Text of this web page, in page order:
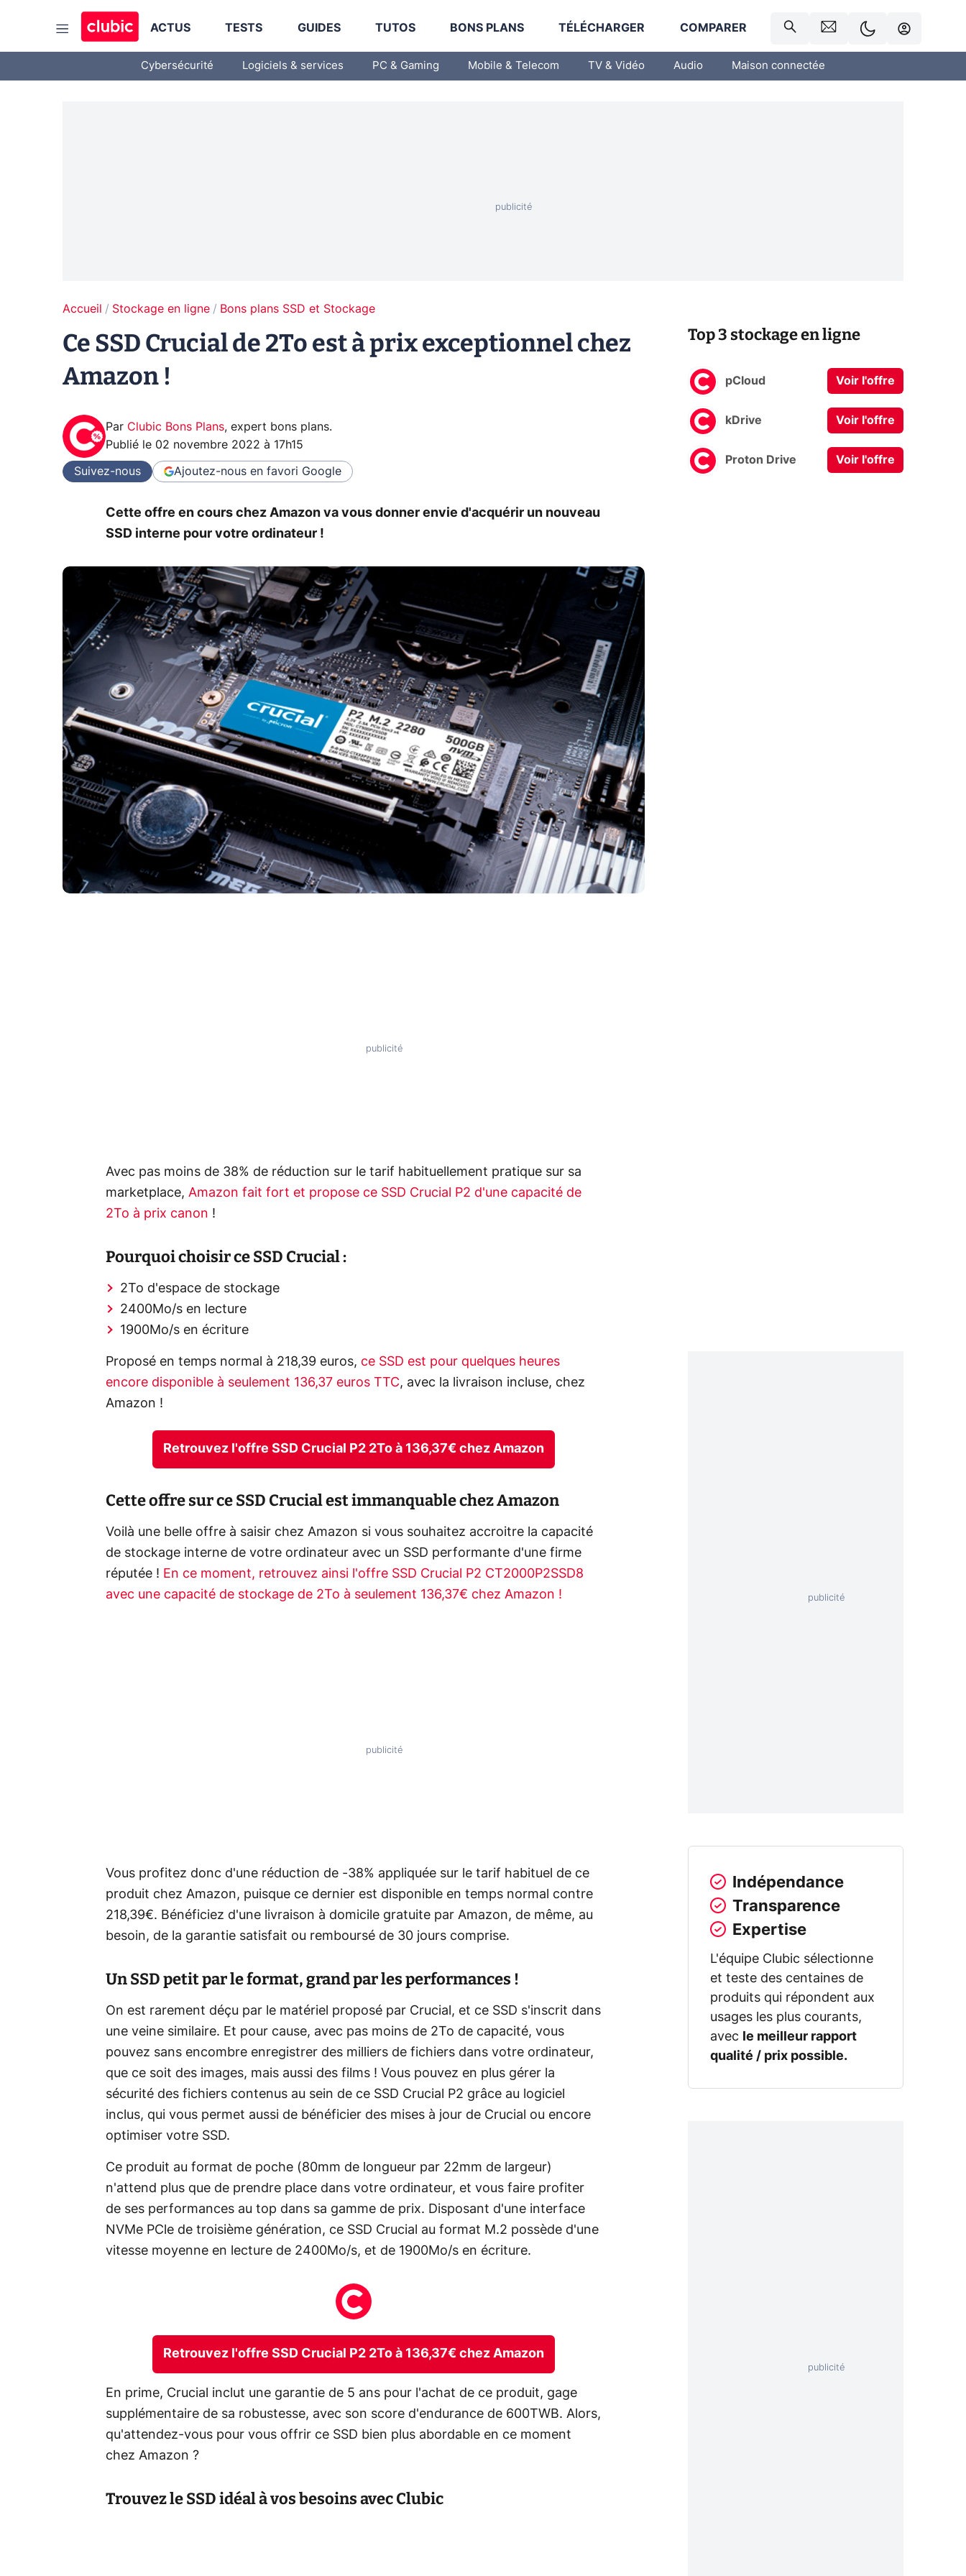
ACTUS TESTS GUIDES TUTOS BONS PLANS TÉLÉCHARGER COMPARER
Cybersécurité Logiciels & services PC & Gaming Mobile & Telecom TV & Vidéo Audio Maison connectée
Accueil Stockage en ligne Bons plans SSD et Stockage
Ce SSD Crucial de 2To est à prix exceptionnel chez
Amazon !
Par Clubic Bons Plans, expert bons plans.
Publié le 02 novembre 2022 à 17h15
Suivez-nous Ajoutez-nous en favori Google
Cette offre en cours chez Amazon va vous donner envie d'acquérir un nouveau
SSD interne pour votre ordinateur !
Avec pas moins de 38% de réduction sur le tarif habituellement pratique sur sa
marketplace, Amazon fait fort et propose ce SSD Crucial P2 d'une capacité de
2To à prix canon !
Pourquoi choisir ce SSD Crucial :
2To d'espace de stockage
2400Mo/s en lecture
1900Mo/s en écriture
Proposé en temps normal à 218,39 euros, ce SSD est pour quelques heures
encore disponible à seulement 136,37 euros TTC, avec la livraison incluse, chez
Amazon !
Retrouvez l'offre SSD Crucial P2 2To à 136,37€ chez Amazon
Cette offre sur ce SSD Crucial est immanquable chez Amazon
Voilà une belle offre à saisir chez Amazon si vous souhaitez accroitre la capacité
de stockage interne de votre ordinateur avec un SSD performante d'une firme
réputée ! En ce moment, retrouvez ainsi l'offre SSD Crucial P2 CT2000P2SSD8
avec une capacité de stockage de 2To à seulement 136,37€ chez Amazon !
Vous profitez donc d'une réduction de -38% appliquée sur le tarif habituel de ce
produit chez Amazon, puisque ce dernier est disponible en temps normal contre
218,39€. Bénéficiez d'une livraison à domicile gratuite par Amazon, de même, au
besoin, de la garantie satisfait ou remboursé de 30 jours comprise.
Un SSD petit par le format, grand par les performances !
On est rarement déçu par le matériel proposé par Crucial, et ce SSD s'inscrit dans
une veine similaire. Et pour cause, avec pas moins de 2To de capacité, vous
pouvez sans encombre enregistrer des milliers de fichiers dans votre ordinateur,
que ce soit des images, mais aussi des films ! Vous pouvez en plus gérer la
sécurité des fichiers contenus au sein de ce SSD Crucial P2 grâce au logiciel
inclus, qui vous permet aussi de bénéficier des mises à jour de Crucial ou encore
optimiser votre SSD.
Ce produit au format de poche (80mm de longueur par 22mm de largeur)
n'attend plus que de prendre place dans votre ordinateur, et vous faire profiter
de ses performances au top dans sa gamme de prix. Disposant d'une interface
NVMe PCle de troisième génération, ce SSD Crucial au format M.2 possède d'une
vitesse moyenne en lecture de 2400Mo/s, et de 1900Mo/s en écriture.
Retrouvez l'offre SSD Crucial P2 2To à 136,37€ chez Amazon
En prime, Crucial inclut une garantie de 5 ans pour l'achat de ce produit, gage
supplémentaire de sa robustesse, avec son score d'endurance de 600TWB. Alors,
qu'attendez-vous pour vous offrir ce SSD bien plus abordable en ce moment
chez Amazon ?
Trouvez le SSD idéal à vos besoins avec Clubic
Top 3 stockage en ligne
pCloud Voir l'offre
kDrive Voir l'offre
Proton Drive Voir l'offre
Indépendance
Transparence
Expertise
L'équipe Clubic sélectionne
et teste des centaines de
produits qui répondent aux
usages les plus courants,
avec
le meilleur rapport
qualité / prix possible.